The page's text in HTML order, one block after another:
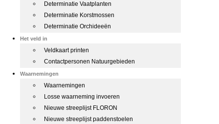
Determinatie Vaatplanten
Determinatie Korstmossen
Determinatie Orchideeën
Het veld in
Veldkaart printen
Contactpersonen Natuurgebieden
Waarnemingen
Waarnemingen
Losse waarneming invoeren
Nieuwe streeplijst FLORON
Nieuwe streeplijst paddenstoelen